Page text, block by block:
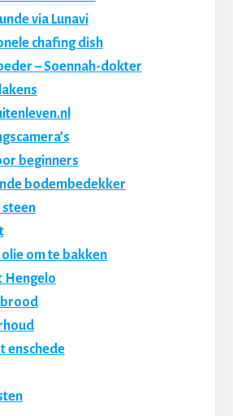
via Lunavi
chafing dish
– Soennah-dokter
beginners
bodembedekker
steen
olie om te bakken
Hengelo
enschede